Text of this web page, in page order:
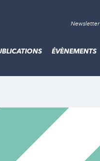
Newsletter
ÉVÈNEMENTS